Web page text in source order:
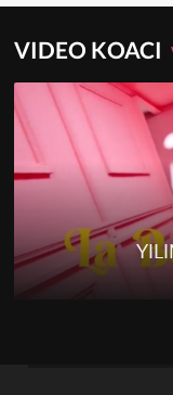
VIDEO KOACI